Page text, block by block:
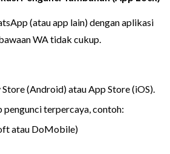
(atau app lain) dengan aplikasi
WA tidak cukup.
(Android) atau App Store (iOS).
pengunci terpercaya, contoh:
atau DoMobile)